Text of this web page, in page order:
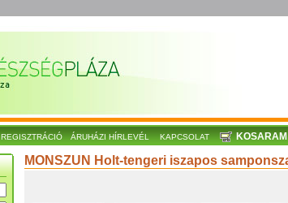
REGISZTRÁCIÓ ÁRUHÁZI HÍRLEVÉL KAPCSOLAT KOSARAM
MONSZUN Holt-tengeri iszapos